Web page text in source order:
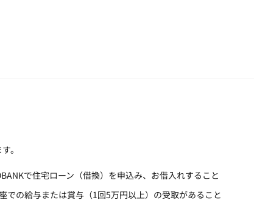
。
で住宅ローン（借換）を申込み、お借入れすること
での給与または賞与（1回5万円以上）の受取があること